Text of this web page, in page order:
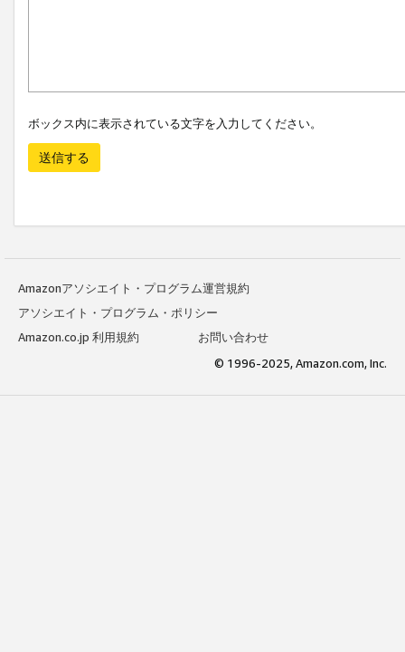
ボックス内に表示されている文字を入力してください。
送信する
Amazonアソシエイト・プログラム運営規約
アソシエイト・プログラム・ポリシー
Amazon.co.jp 利用規約
お問い合わせ
© 1996-2025, Amazon.com, Inc.